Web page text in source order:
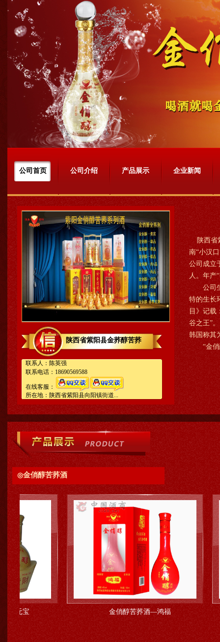
陕西省紫阳县金
中国酒商网网址：http://
公司首页 公司介绍 产品展示 企业新闻
陕西省紫阳县金荞醇苦荞
联系人：陈英强
联系电话：18690569588
在线客服：
所在地：陕西省紫阳县向阳镇街道...
陕西省
南“小汉
公司成立
人。年产
公司生
特的生长
目》记载
谷之王”
韩国称其
“金俏
◎金俏醇苦荞酒